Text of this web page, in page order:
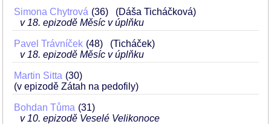
Simona Chytrová 36
(Dáša Ticháčková)
v 18. epizodě Měsíc v úplňku
Pavel Trávníček 48
(Ticháček)
v 18. epizodě Měsíc v úplňku
Martin Sitta
30
(v epizodě Zátah na pedofily)
Bohdan Tůma
31
v 10. epizodě Veselé Velikonoce